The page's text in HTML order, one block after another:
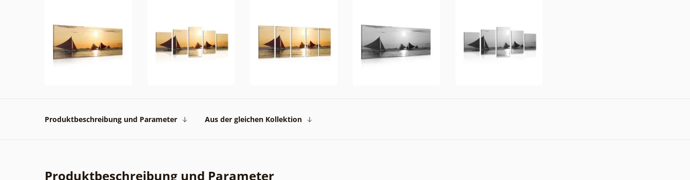
Produktbeschreibung und Parameter Aus der gleichen Kollektion
Produktbeschreibung und Parameter